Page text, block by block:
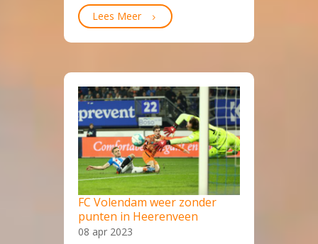
Lees Meer
FC Volendam weer zonder
punten in Heerenveen
08 apr 2023